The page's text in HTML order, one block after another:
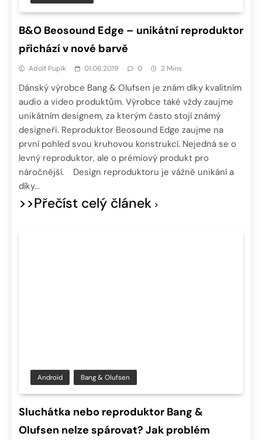
B&O Beosound Edge – unikátní reproduktor
přichází v nové barvě
Adolf Pupík 01.06.2019 0 2 Mins
Dánský výrobce Bang & Olufsen je znám díky kvalitním
audio a video produktům. Výrobce také vždy zaujme
unikátním designem, za kterým často stojí známý
designeři. Reproduktor Beosound Edge zaujme na
první pohled svou kruhovou konstrukcí. Nejedná se o
levný reproduktor, ale o prémiový produkt pro
náročnější. Design reproduktoru je vážně unikání a
díky…
>>Přečíst celý článek
Android Bang & Olufsen
Sluchátka nebo reproduktor Bang &
Olufsen nelze spárovat? Jak problém